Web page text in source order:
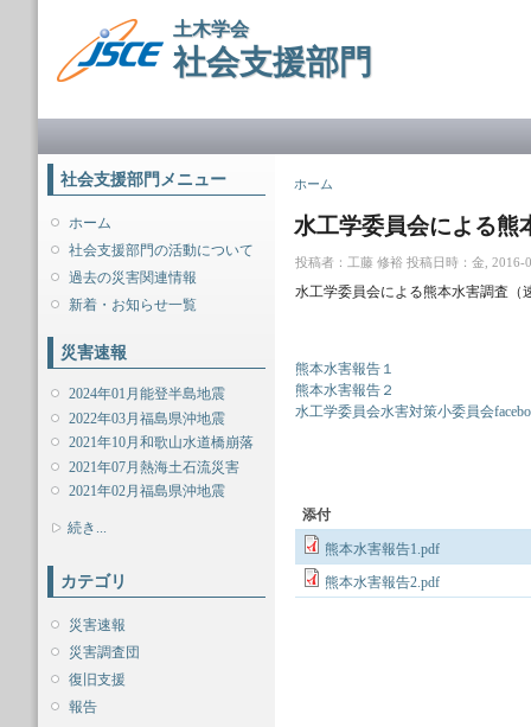
移
動
土木学会
社会支援部門
社会支援部門メニュー
ホーム
社会支援部門の活動について
過去の災害関連情報
新着・お知らせ一覧
災害速報
2024年01月能登半島地震
2022年03月福島県沖地震
2021年10月和歌山水道橋崩落
2021年07月熱海土石流災害
2021年02月福島県沖地震
表示
続き...
カテゴリ
災害速報
災害調査団
復旧支援
報告
現在地
ホーム
水工学委員会による熊
投稿者： 工藤 修裕 投稿日時：金, 2016-
水工学委員会による熊本水害調査（
熊本水害報告１
熊本水害報告２
水工学委員会水害対策小委員会
添付
熊本水害報告1.pdf
熊本水害報告2.pdf